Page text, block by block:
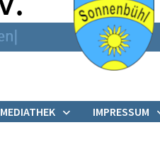
MEDIATHEK IMPRESSUM